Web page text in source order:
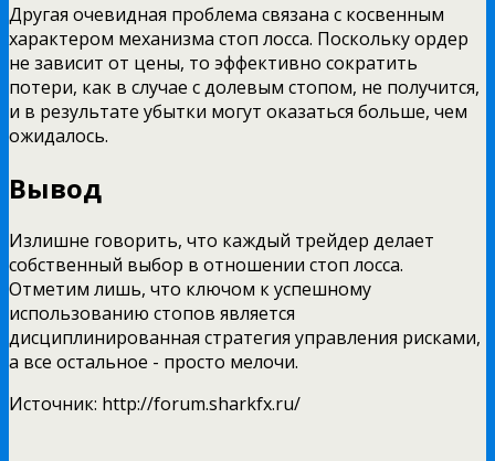
Другая очевидная проблема связана с косвенным
характером механизма стоп лосса. Поскольку ордер
не зависит от цены, то эффективно сократить
потери, как в случае с долевым стопом, не получится,
и в результате убытки могут оказаться больше, чем
ожидалось.
Вывод
Излишне говорить, что каждый трейдер делает
собственный выбор в отношении стоп лосса.
Отметим лишь, что ключом к успешному
использованию стопов является
дисциплинированная стратегия управления рисками,
а все остальное - просто мелочи.
Источник: http://forum.sharkfx.ru/